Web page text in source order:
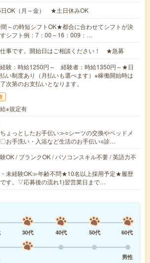
日OK（月～金） ★土日休みOK
～の時短シフトOK★都合に合わせてシフトが決
シフト例：7：00～16：009：…
事です。開始日はご相談ください！ ★急募
験：時給1250円～ 経験者：時給1350円～★日
い制度あり（月払いも選べます）※稼働開始時は
次第のお支払いとなります。
※規定有
ょっとしたお手伝い≫○シーツの交換やベッドメ
お手洗い・入浴など生活のお手伝い○診…
OK / ブランクOK / パソコンスキル不要 / 英語力不
未経験OK≫年齢不問★10名以上採用予定★履歴
す。▽応募後の流れ1)翌営業日まで…
30代 40代 50代
60代
男性